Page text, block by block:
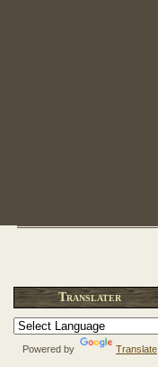
Translater
Powered by Translate